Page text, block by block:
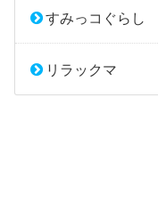
すみっコぐらし
リラックマ